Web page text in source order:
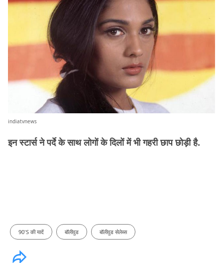
indiatvnews
इन स्टार्स ने पर्दे के साथ लोगों के दिलों में भी गहरी छाप छोड़ी है.
90's की यादें बॉलीवुड बॉलीवुड सेलेब्स